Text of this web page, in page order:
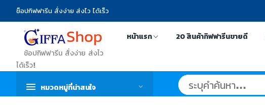
ช็อปกิฟฟารีน สั่งง่าย ส่งไว ได้เร็ว
ช้อปกิฟฟารีน สั่งง่าย ส่งไว
ได้เร็ว!
หน้าแรก 20 สินค้ากิฟฟารีนขายดี
หมวดหมู่ที่น่าสนใจ